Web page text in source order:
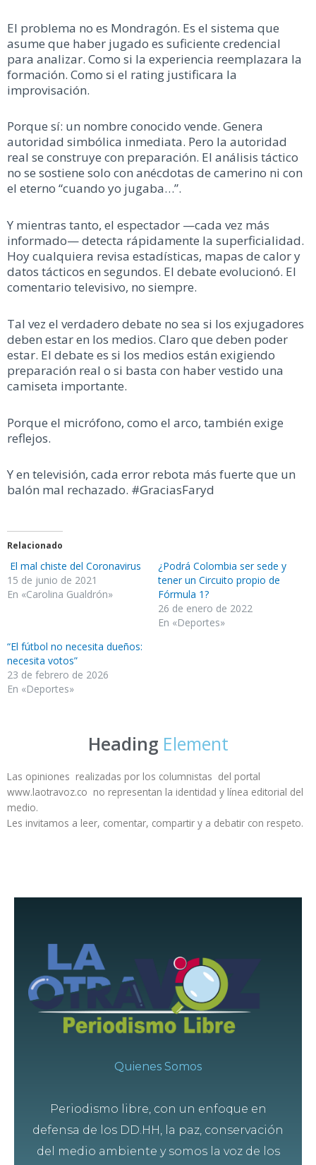
El problema no es Mondragón. Es el sistema que
asume que haber jugado es suficiente credencial
para analizar. Como si la experiencia reemplazara la
formación. Como si el rating justificara la
improvisación.
Porque sí: un nombre conocido vende. Genera
autoridad simbólica inmediata. Pero la autoridad
real se construye con preparación. El análisis táctico
no se sostiene solo con anécdotas de camerino ni con
el eterno “cuando yo jugaba…”.
Y mientras tanto, el espectador —cada vez más
informado— detecta rápidamente la superficialidad.
Hoy cualquiera revisa estadísticas, mapas de calor y
datos tácticos en segundos. El debate evolucionó. El
comentario televisivo, no siempre.
Tal vez el verdadero debate no sea si los exjugadores
deben estar en los medios. Claro que deben poder
estar. El debate es si los medios están exigiendo
preparación real o si basta con haber vestido una
camiseta importante.
Porque el micrófono, como el arco, también exige
reflejos.
Y en televisión, cada error rebota más fuerte que un
balón mal rechazado. #GraciasFaryd
Relacionado
El mal chiste del Coronavirus
15 de junio de 2021
En «Carolina Gualdrón»
¿Podrá Colombia ser sede y
tener un Circuito propio de
Fórmula 1?
26 de enero de 2022
En «Deportes»
“El fútbol no necesita dueños:
necesita votos”
23 de febrero de 2026
En «Deportes»
Heading Element
Las opiniones realizadas por los columnistas del portal
www.laotravoz.co no representan la identidad y línea editorial del
medio.
Les invitamos a leer, comentar, compartir y a debatir con respeto.
Quienes Somos
Periodismo libre, con un enfoque en
defensa de los DD.HH, la paz, conservación
del medio ambiente y somos la voz de los